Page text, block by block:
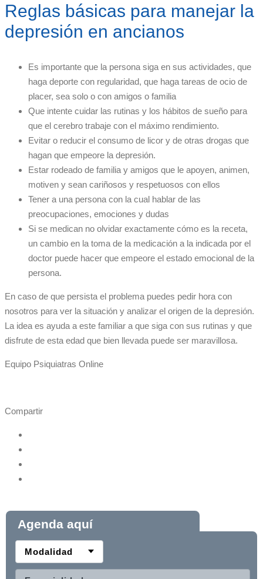
Reglas básicas para manejar la
depresión en ancianos
Es importante que la persona siga en sus actividades, que
haga deporte con regularidad, que haga tareas de ocio de
placer, sea solo o con amigos o familia
Que intente cuidar las rutinas y los hábitos de sueño para
que el cerebro trabaje con el máximo rendimiento.
Evitar o reducir el consumo de licor y de otras drogas que
hagan que empeore la depresión.
Estar rodeado de familia y amigos que le apoyen, animen,
motiven y sean cariñosos y respetuosos con ellos
Tener a una persona con la cual hablar de las
preocupaciones, emociones y dudas
Si se medican no olvidar exactamente cómo es la receta,
un cambio en la toma de la medicación a la indicada por el
doctor puede hacer que empeore el estado emocional de la
persona.
En caso de que persista el problema puedes pedir hora con
nosotros para ver la situación y analizar el origen de la depresión.
La idea es ayuda a este familiar a que siga con sus rutinas y que
disfrute de esta edad que bien llevada puede ser maravillosa.
Equipo Psiquiatras Online
Compartir
Agenda aquí
Modalidad